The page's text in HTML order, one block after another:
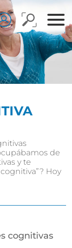
de
y te
Hoy
cognitivas